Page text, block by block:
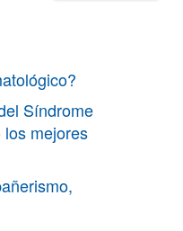
Síndrome
mejores